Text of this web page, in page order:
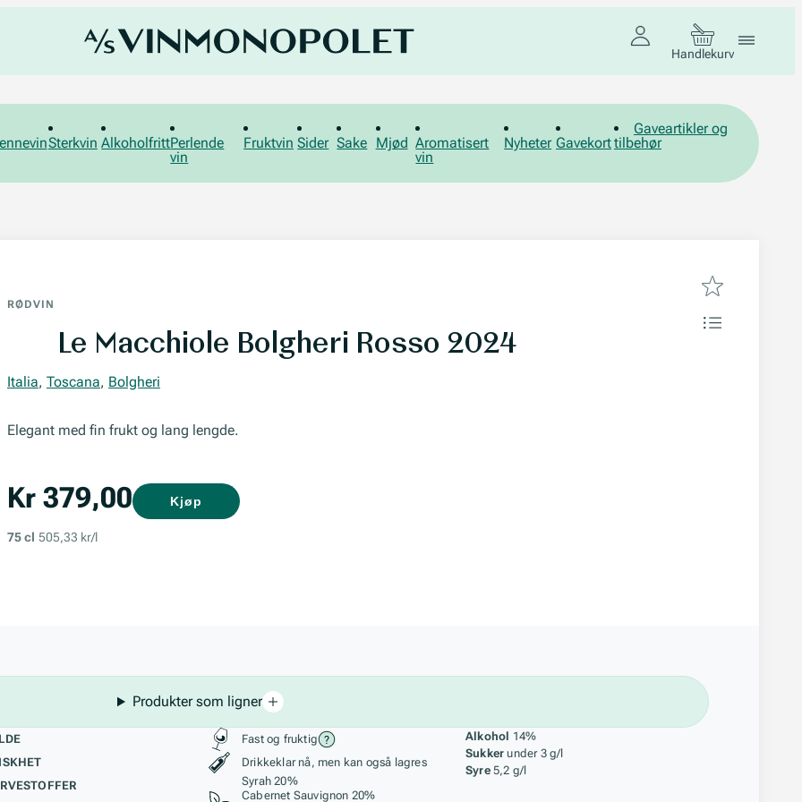
Handlekurv
Sterkvin AlkoholfrittPerlende
vin
Fruktvin Sider Sake Mjød Aromatisert
vin
Nyheter Gavekort
Gaveartikler og
tilbehør
RØDVIN
Le Macchiole Bolgheri Rosso 2024
Italia, Toscana, Bolgheri
Elegant med fin frukt og lang lengde.
Kr 379,00
75 cl 505,33 kr/l
Kjøp
Produkter som ligner
Stil, lagring og råstoff
Fast og fruktig
Drikkeklar nå, men kan også lagres
Syrah 20%
Cabernet Sauvignon 20%
Alkohol 14%
Sukker under 3 g/l
Syre 5,2 g/l